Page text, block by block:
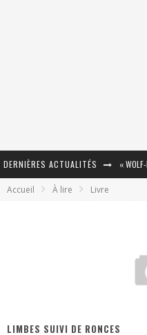
DERNIÈRES ACTUALITÉS
Star Fox
Accueil À lire Livre
LIMBES SUIVI DE RONCES